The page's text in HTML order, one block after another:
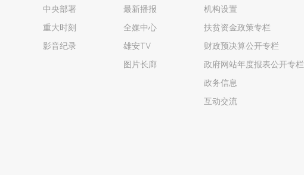
中央部署
重大时刻
影音纪录
最新播报
全媒中心
雄安TV
图片长廊
机构设置
扶贫资金政策专栏
财政预决算公开专栏
政府网站年度报表公开专栏
政务信息
互动交流